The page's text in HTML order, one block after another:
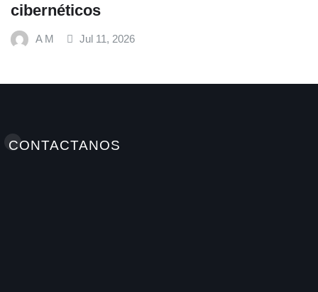
cibernéticos
A M Jul 11, 2026
CONTACTANOS